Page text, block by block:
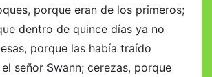
porque eran de los primeros;
dentro de quince días ya no
porque las había traído
señor Swann; cerezas, porque